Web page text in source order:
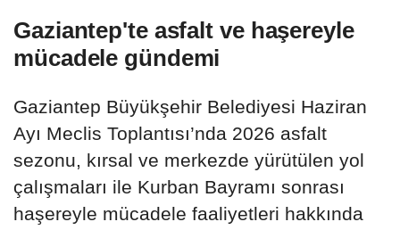
Gaziantep'te asfalt ve haşereyle
mücadele gündemi
Gaziantep Büyükşehir Belediyesi Haziran
Ayı Meclis Toplantısı’nda 2026 asfalt
sezonu, kırsal ve merkezde yürütülen yol
çalışmaları ile Kurban Bayramı sonrası
haşereyle mücadele faaliyetleri hakkında